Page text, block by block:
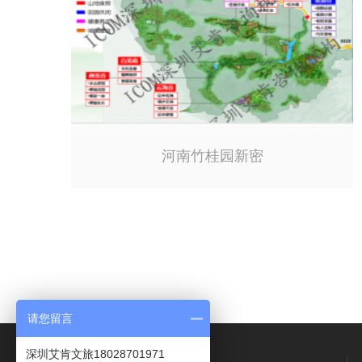
河南竹桂园新密
请您留言
深圳艾肯文旅18028701971